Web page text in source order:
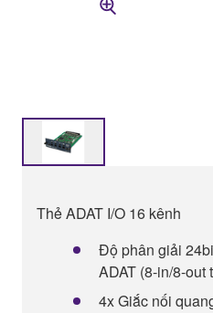
Thẻ ADAT I/O 16 kênh
Độ phân giải
ADAT (8-in/8-out
4x Giắc nối